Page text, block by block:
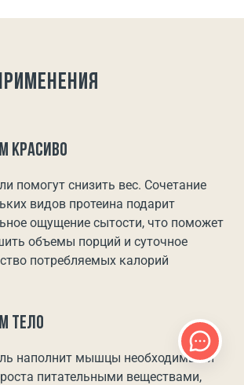
КРАСИВО
помогут снизить вес. Сочетание
видов протеина подарит
ощущение сытости, что поможет
объемы порций и суточное
потребляемых калорий
ТЕЛО
наполнит мышцы необходимыми
питательными веществами,